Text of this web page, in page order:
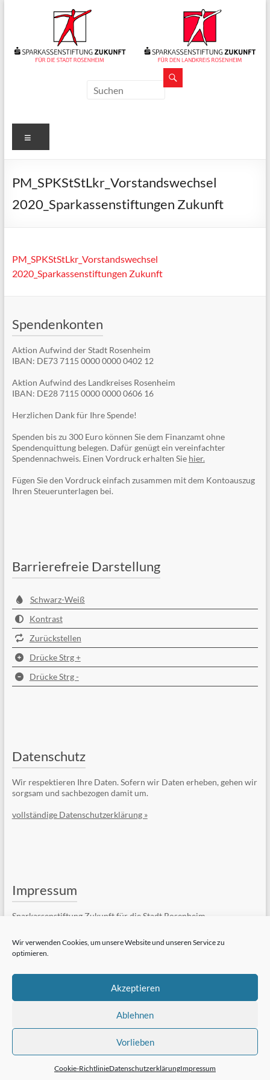
Wir verwenden Cookies, um unsere Website und unseren Service zu
optimieren.
Akzeptieren
Ablehnen
Vorlieben
Cookie-RichtlinieDatenschutzerklärungImpressum
Sparkassenstiftungen
Für
Stadt
und
Rosenheim
PM_SPKStStLkr_Vorstandswechsel
2020_Sparkassenstiftungen Zukunft
PM_SPKStStLkr_Vorstandswechsel
2020_Sparkassenstiftungen Zukunft
Spendenkonten
Aktion Aufwind der Stadt Rosenheim
IBAN: DE73 7115 0000 0000 0402 12
Aktion Aufwind des Landkreises Rosenheim
IBAN: DE28 7115 0000 0000 0606 16
Herzlichen Dank für Ihre Spende!
Spenden bis zu 300 Euro können Sie dem Finanzamt ohne
Spendenquittung belegen. Dafür genügt ein vereinfachter
Spendennachweis. Einen Vordruck erhalten Sie hier.
Fügen Sie den Vordruck einfach zusammen mit dem Kontoauszug
Ihren Steuerunterlagen bei.
Barrierefreie Darstellung
Schwarz-Weiß
Kontrast
Zurückstellen
Drücke Strg +
Drücke Strg -
Datenschutz
Wir respektieren Ihre Daten. Sofern wir Daten erheben, gehen wir
sorgsam und sachbezogen damit um.
vollständige Datenschutzerklärung »
Impressum
Sparkassenstiftung Zukunft für die Stadt Rosenheim
83022 Rosenheim
Telefon: +49 (8031) 182-84510
vollständiges Impressum »